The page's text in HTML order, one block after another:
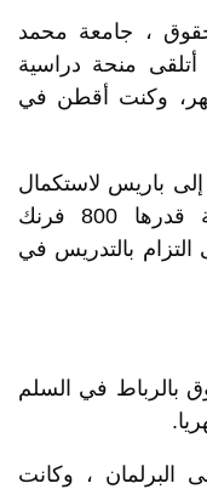
كلية الحقوق ، جامعة محمد
1968 ، وكنت أتلقى منحة دراسية
كل شهر، وكنت أقطن في
ثانيا : 1972 ، ذهبت في نونبر 1972 إلى باريس لاستكمال
دراستي في السلك الثالث بمنحة قدرها 800 فرنك
بالتدريس في
بالرباط في السلم
، دخلت إلى البرلمان ، وكانت